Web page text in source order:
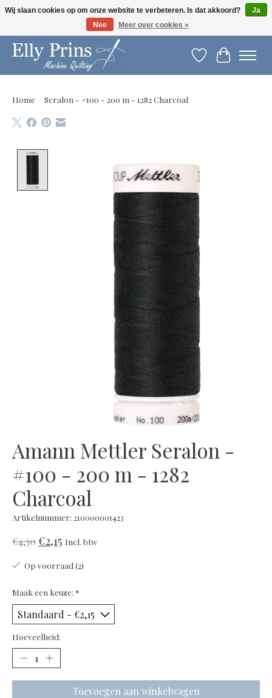
Let op: gewijzigde openingstijden!
Verlanglijst
Home / Seralon - #100 - 200 m - 1282 Charcoal
Amann Mettler Seralon -
#100 - 200 m - 1282
Charcoal
Artikelnummer: 210000001423
€4,30€2,15 Incl. btw
Op voorraad (2)
Maak een keuze: *
Hoeveelheid:
Toevoegen aan winkelwagen
Wij slaan cookies op om onze website te verbeteren. Is dat akkoord?
Ja
Nee
Meer over cookies »